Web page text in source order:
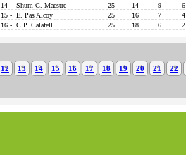
14 - Shum G. Maestre
25 14 9 6
15 - E. Pas Alcoy
25 16 7 4
16 - C.P. Calafell
25 18 6 2
12 13 14 15 16 17 18 19 20 21 22